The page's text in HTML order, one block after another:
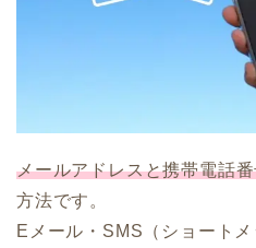
メールアドレスと携帯電話
方法です。
Eメール・SMS（ショート